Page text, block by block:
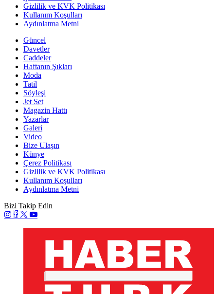
Gizlilik ve KVK Politikası
Kullanım Koşulları
Aydınlatma Metni
Güncel
Davetler
Caddeler
Haftanın Şıkları
Moda
Tatil
Söyleşi
Jet Set
Magazin Hattı
Yazarlar
Galeri
Video
Bize Ulaşın
Künye
Çerez Politikası
Gizlilik ve KVK Politikası
Kullanım Koşulları
Aydınlatma Metni
Bizi Takip Edin